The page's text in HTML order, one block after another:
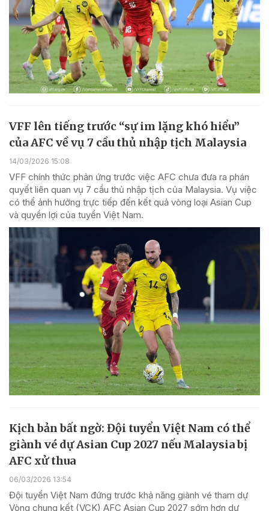
VFF lên tiếng trước “sự im lặng khó hiểu”
của AFC về vụ 7 cầu thủ nhập tịch Malaysia
14/03/2026 15:08
VFF chính thức phản ứng trước việc AFC chưa đưa ra phán
quyết liên quan vụ 7 cầu thủ nhập tịch của Malaysia. Vụ việc
có thể ảnh hưởng trực tiếp đến kết quả vòng loại Asian Cup
và quyền lợi của tuyển Việt Nam.
Kịch bản bất ngờ: Đội tuyển Việt Nam có thể
giành vé dự Asian Cup 2027 nếu Malaysia bị
AFC xử thua
06/03/2026 13:54
Đội tuyển Việt Nam đứng trước khả năng giành vé tham dự
Vòng chung kết (VCK) AFC Asian Cup 2027 sớm hơn dự